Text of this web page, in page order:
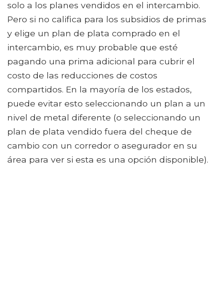
solo a los planes vendidos en el intercambio.
Pero si no califica para los subsidios de primas
y elige un plan de plata comprado en el
intercambio, es muy probable que esté
pagando una prima adicional para cubrir el
costo de las reducciones de costos
compartidos. En la mayoría de los estados,
puede evitar esto seleccionando un plan a un
nivel de metal diferente (o seleccionando un
plan de plata vendido fuera del cheque de
cambio con un corredor o asegurador en su
área para ver si esta es una opción disponible).